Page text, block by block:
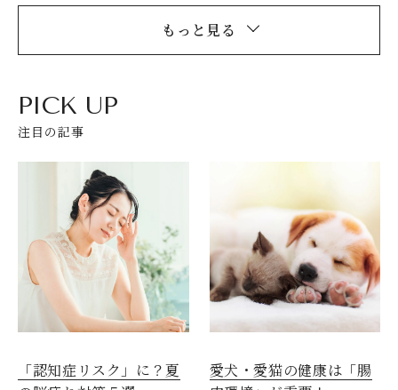
もっと見る
PICK UP
注目の記事
「認知症リスク」に？夏
愛犬・愛猫の健康は「腸